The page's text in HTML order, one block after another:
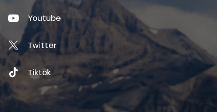
Youtube
Twitter
Tiktok